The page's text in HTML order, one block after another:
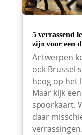
5 verrassend
zijn voor een
Antwerpen
ook Brussel
hoog op het
Maar kijk
spoorkaart.
daar